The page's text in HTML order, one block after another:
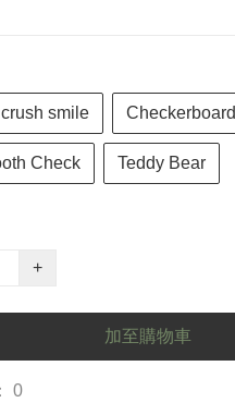
smile Checkerboard
Check Teddy Bear
+
加至購物車
0